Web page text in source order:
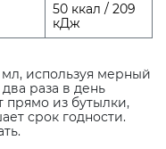
50 ккал / 209
кДж
используя мерный
раза в день
прямо из бутылки,
срок годности.